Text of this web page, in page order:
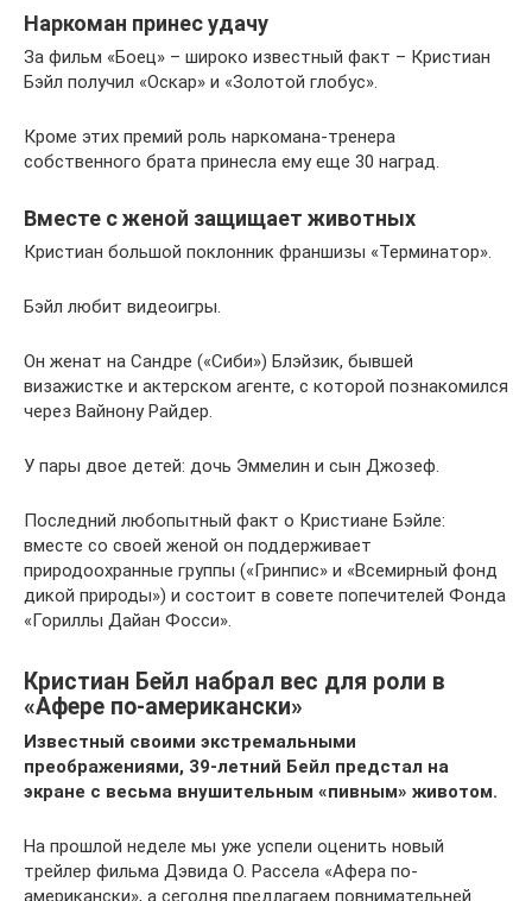
Наркоман принес удачу
За фильм «Боец» – широко известный факт – Кристиан
Бэйл получил «Оскар» и «Золотой глобус».
Кроме этих премий роль наркомана-тренера
собственного брата принесла ему еще 30 наград.
Вместе с женой защищает животных
Кристиан большой поклонник франшизы «Терминатор».
Бэйл любит видеоигры.
Он женат на Сандре («Сиби») Блэйзик, бывшей
визажистке и актерском агенте, с которой познакомился
через Вайнону Райдер.
У пары двое детей: дочь Эммелин и сын Джозеф.
Последний любопытный факт о Кристиане Бэйле:
вместе со своей женой он поддерживает
природоохранные группы («Гринпис» и «Всемирный фонд
дикой природы») и состоит в совете попечителей Фонда
«Гориллы Дайан Фосси».
Кристиан Бейл набрал вес для роли в
«Афере по-американски»
Известный своими экстремальными
преображениями, 39-летний Бейл предстал на
экране с весьма внушительным «пивным» животом.
На прошлой неделе мы уже успели оценить новый
трейлер фильма Дэвида О. Рассела «Афера по-
американски», а сегодня предлагаем повнимательней